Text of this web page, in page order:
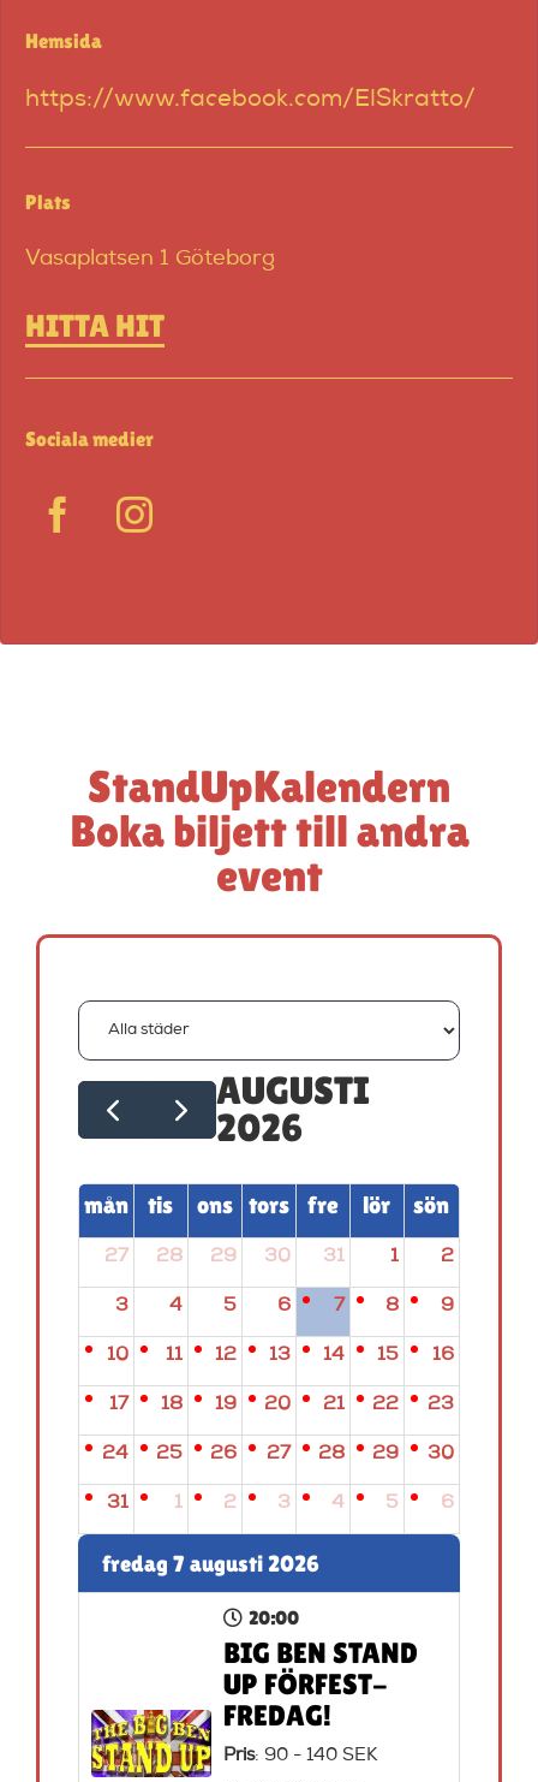
Hemsida
https://www.facebook.com/ElSkratto/
Plats
Vasaplatsen 1 Göteborg
HITTA HIT
Sociala medier
StandUpKalendern
Boka biljett till andra
event
AUGUSTI
2026
mån tis ons tors fre lör sön
27 28 29 30 31 1 2
3 4 5 6 7 8 9
10 11 12 13 14 15 16
17 18 19 20 21 22 23
24 25 26 27 28 29 30
31 1 2 3 4 5 6
fredag 7 augusti 2026
20:00
BIG BEN STAND
UP FÖRFEST-
FREDAG!
Pris: 90 - 140 SEK